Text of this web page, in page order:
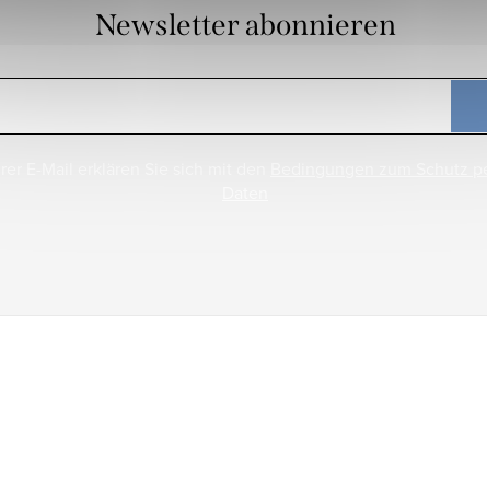
Newsletter abonnieren